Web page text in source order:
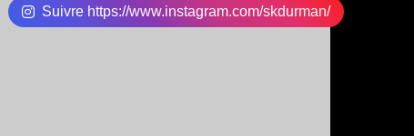
Suivre https://www.instagram.com/skdurman/